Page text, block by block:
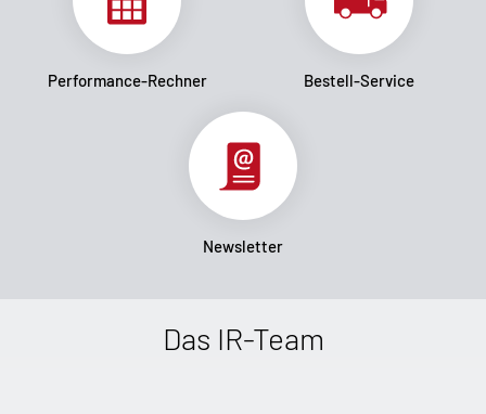
Performance-Rechner Bestell-Service
Newsletter
Das IR-Team